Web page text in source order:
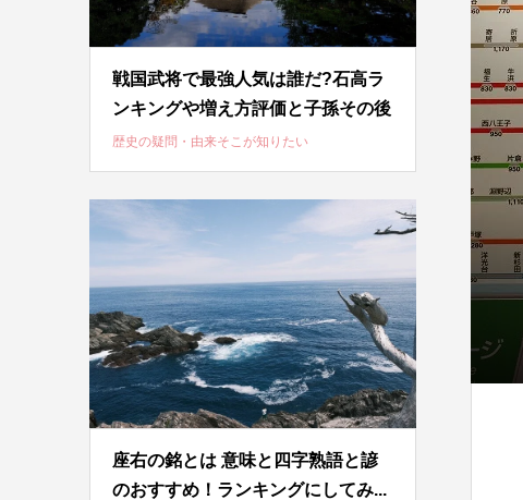
戦国武将で最強人気は誰だ?石高ラ
ンキングや増え方評価と子孫その後
歴史の疑問・由来そこが知りたい
座右の銘とは 意味と四字熟語と諺
のおすすめ！ランキングにしてみ...